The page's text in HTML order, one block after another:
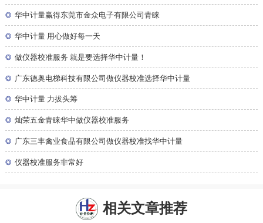
◎ 华中计量赢得东莞市金众电子有限公司青睐
◎ 华中计量 用心做好每一天
◎ 做仪器校准服务 就是要选择华中计量！
◎ 广东德奥电梯科技有限公司做仪器校准选择华中计量
◎ 华中计量 力拔头筹
◎ 灿荣五金青睐华中做仪器校准服务
◎ 广东三丰禽业食品有限公司做仪器校准找华中计量
◎ 仪器校准服务非常好
相关文章推荐